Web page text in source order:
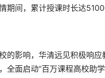
期间，累计授课时长达
的影响，华清远见积极响
全面启动“百万课程高校助